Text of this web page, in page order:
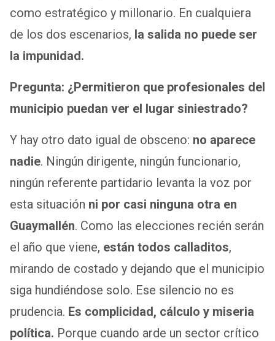
como estratégico y millonario. En cualquiera
de los dos escenarios, la salida no puede ser
la impunidad.
Pregunta: ¿Permitieron que profesionales del
municipio puedan ver el lugar siniestrado?
Y hay otro dato igual de obsceno: no aparece
nadie. Ningún dirigente, ningún funcionario,
ningún referente partidario levanta la voz por
esta situación ni por casi ninguna otra en
Guaymallén. Como las elecciones recién serán
el año que viene, están todos calladitos,
mirando de costado y dejando que el municipio
siga hundiéndose solo. Ese silencio no es
prudencia. Es complicidad, cálculo y miseria
política. Porque cuando arde un sector crítico